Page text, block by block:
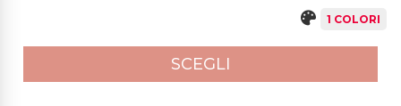
1 COLORI
SCEGLI